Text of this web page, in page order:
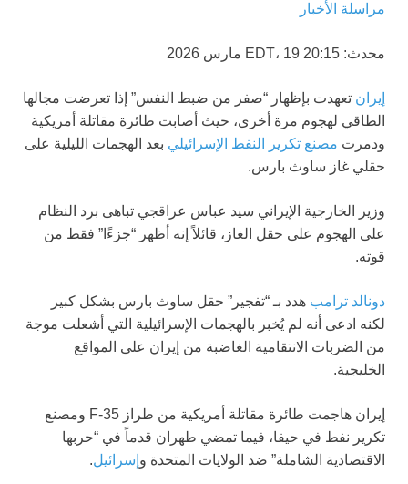
مراسلة الأخبار
محدث: 20:15 EDT، 19 مارس 2026
إيران تعهدت بإظهار “صفر من ضبط النفس” إذا تعرضت مجالها
الطاقي لهجوم مرة أخرى، حيث أصابت طائرة مقاتلة أمريكية
ودمرت مصنع تكرير النفط الإسرائيلي بعد الهجمات الليلية على
حقلي غاز ساوث بارس.
وزير الخارجية الإيراني سيد عباس عراقجي تباهى برد النظام
على الهجوم على حقل الغاز، قائلاً إنه أظهر “جزءًا” فقط من
قوته.
دونالد ترامب هدد بـ “تفجير” حقل ساوث بارس بشكل كبير
لكنه ادعى أنه لم يُخبر بالهجمات الإسرائيلية التي أشعلت موجة
من الضربات الانتقامية الغاضبة من إيران على المواقع
الخليجية.
إيران هاجمت طائرة مقاتلة أمريكية من طراز F-35 ومصنع
تكرير نفط في حيفا، فيما تمضي طهران قدماً في “حربها
الاقتصادية الشاملة” ضد الولايات المتحدة و إسرائيل.